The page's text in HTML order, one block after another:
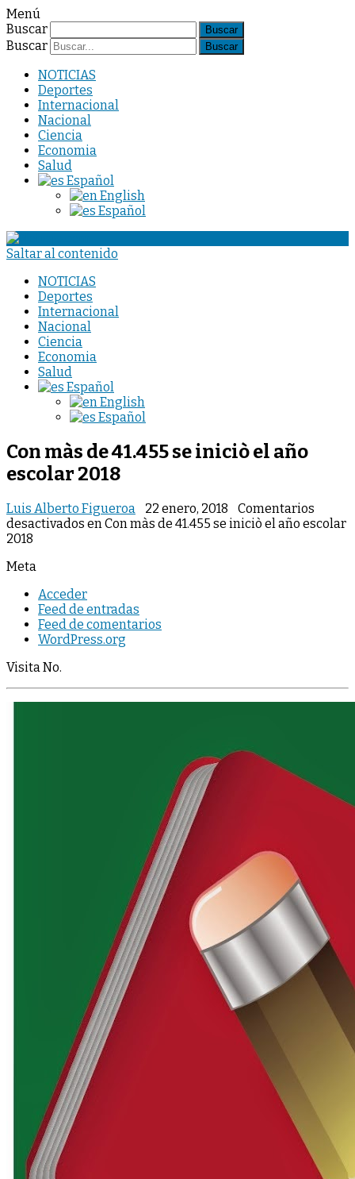
Menú
Buscar
Buscar
NOTICIAS
Deportes
Internacional
Nacional
Ciencia
Economia
Salud
Español
English
Español
Saltar al contenido
NOTICIAS
Deportes
Internacional
Nacional
Ciencia
Economia
Salud
Español
English
Español
Con màs de 41.455 se iniciò el año
escolar 2018
Luis Alberto Figueroa 22 enero, 2018
Comentarios
desactivados en Con màs de 41.455 se iniciò el año escolar
2018
Meta
Acceder
Feed de entradas
Feed de comentarios
WordPress.org
Visita No.